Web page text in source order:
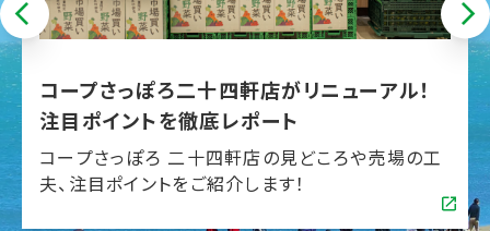
コープさっぽろ二十四軒店がリニューアル！
注目ポイントを徹底レポート
コープさっぽろ 二十四軒店の見どころや売場の工
夫、注目ポイントをご紹介します！